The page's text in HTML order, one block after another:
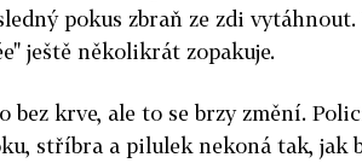
pokus zbraň ze zdi
ještě několikrát zopakuje.
bez krve, ale to se brzy změní.
stříbra a pilulek nekoná tak, jak